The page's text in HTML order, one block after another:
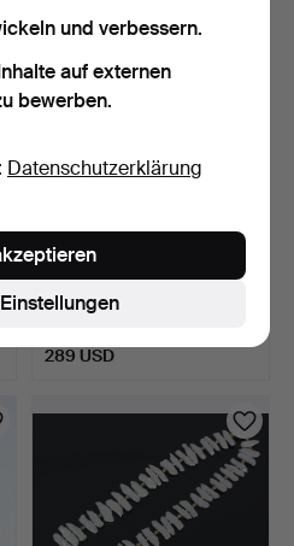
MERALIN JEWELRY.
Halskette mit
Sternanhäng…
5 Tage
289 USD
und verbessern.
auf externen
bewerben.
Datenschutzerklärung